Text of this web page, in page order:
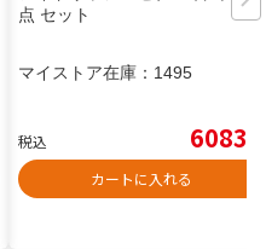
点 セット
マイストア在庫： 1495
税込 6083
カートに入れる